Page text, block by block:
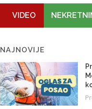
VIDEO
NAJNOVIJE